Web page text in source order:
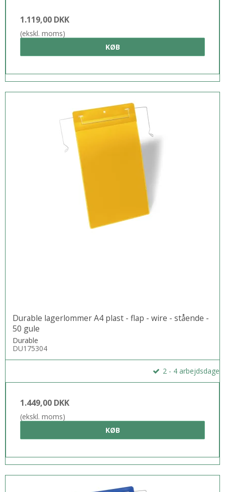
1.119,00 DKK
(ekskl. moms)
KØB
Durable lagerlommer A4 plast - flap - wire - stående -
50 gule
Durable
DU175304
2 - 4 arbejdsdage
1.449,00 DKK
(ekskl. moms)
KØB